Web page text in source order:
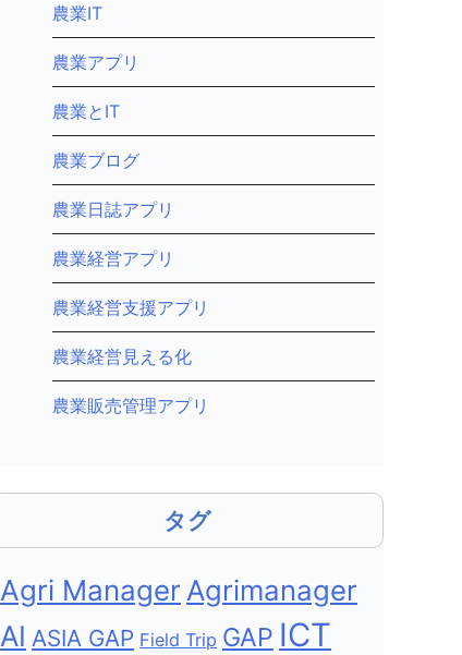
農業IT
農業アプリ
農業とIT
農業ブログ
農業日誌アプリ
農業経営アプリ
農業経営支援アプリ
農業経営見える化
農業販売管理アプリ
タグ
Agri Manager Agrimanager
AI ASIA GAP Field Trip GAP ICT